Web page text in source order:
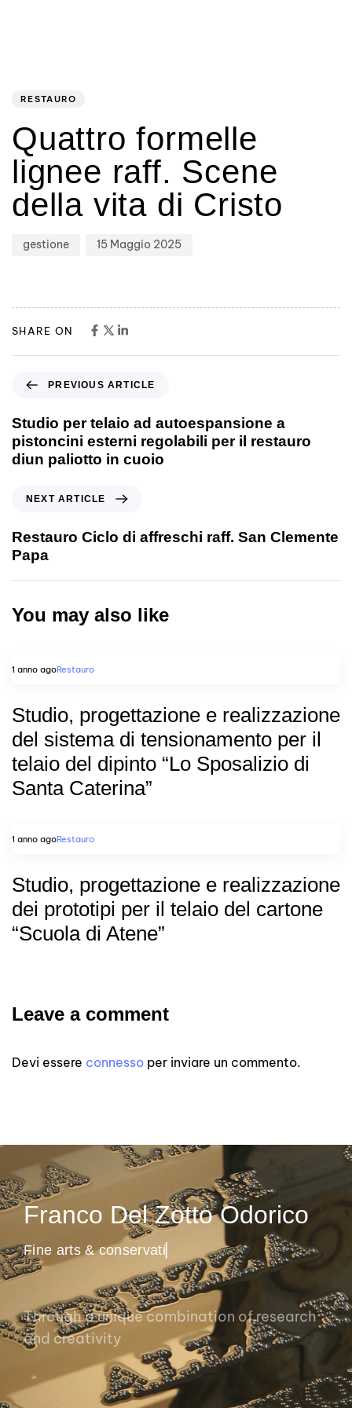
RESTAURO
Quattro formelle
lignee raff. Scene
della vita di Cristo
gestione 15 Maggio 2025
SHARE ON
PREVIOUS ARTICLE
Studio per telaio ad autoespansione a
pistoncini esterni regolabili per il restauro
diun paliotto in cuoio
NEXT ARTICLE
Restauro Ciclo di affreschi raff. San Clemente
Papa
You may also like
1 anno agoRestauro
Studio, progettazione e realizzazione
del sistema di tensionamento per il
telaio del dipinto “Lo Sposalizio di
Santa Caterina”
1 anno agoRestauro
Studio, progettazione e realizzazione
dei prototipi per il telaio del cartone
“Scuola di Atene”
Leave a comment
Devi essere connesso per inviare un commento.
Franco Del Zotto Odorico
Fine arts & conservati
Through a unique combination of research
and creativity